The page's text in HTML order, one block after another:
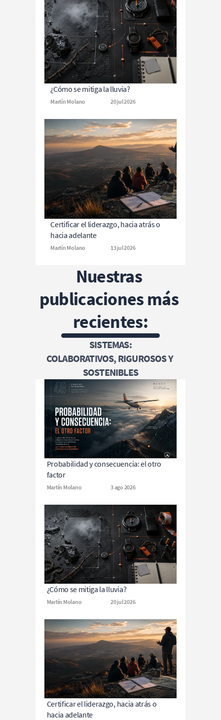
¿Cómo se mitiga la lluvia?
Martín Molano 20 jul 2026
Certificar el liderazgo, hacia atrás o
hacia adelante
Martín Molano 13 jul 2026
Nuestras
publicaciones más
recientes:
SISTEMAS:
COLABORATIVOS, RIGUROSOS Y
SOSTENIBLES
Probabilidad y consecuencia: el otro
factor
Martín Molano 3 ago 2026
¿Cómo se mitiga la lluvia?
Martín Molano 20 jul 2026
Certificar el liderazgo, hacia atrás o
hacia adelante